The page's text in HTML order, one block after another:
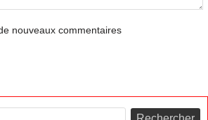
nouveaux commentaires